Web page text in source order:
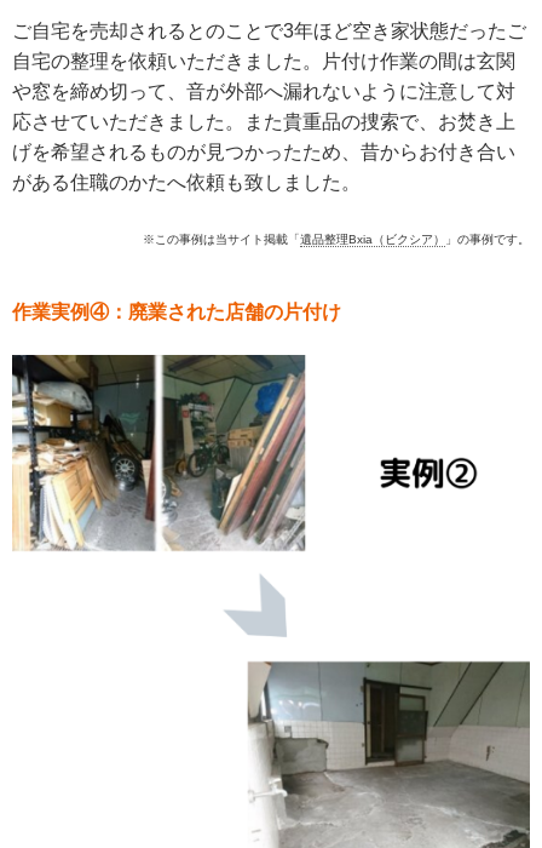
ご自宅を売却されるとのことで3年ほど空き家状態だったご
自宅の整理を依頼いただきました。片付け作業の間は玄関
や窓を締め切って、音が外部へ漏れないように注意して対
応させていただきました。
また貴重品の捜索で、お焚き上
げを希望されるものが見つかったため、昔からお付き合い
がある住職のかたへ依頼も致しました。
※この事例は当サイト掲載「遺品整理Bxia（ビクシア） 」の事例です。
作業実例④： 廃業された店舗の片付け